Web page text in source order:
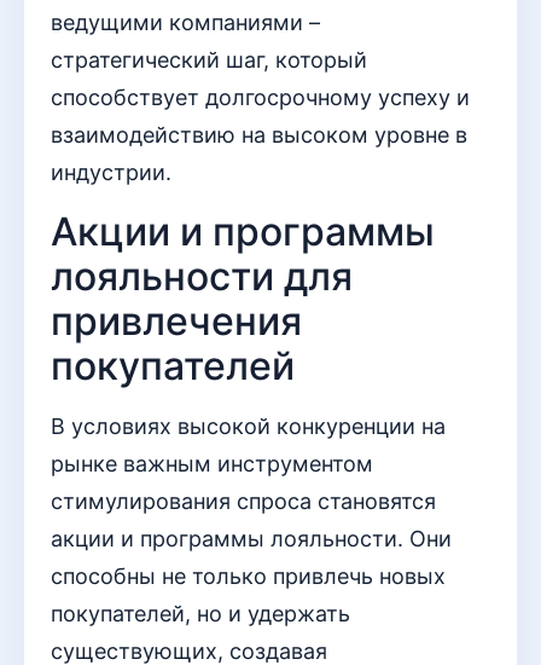
ведущими компаниями –
стратегический шаг, который
способствует долгосрочному успеху и
взаимодействию на высоком уровне в
индустрии.
Акции и программы
лояльности для
привлечения
покупателей
В условиях высокой конкуренции на
рынке важным инструментом
стимулирования спроса становятся
акции и программы лояльности. Они
способны не только привлечь новых
покупателей, но и удержать
существующих, создавая